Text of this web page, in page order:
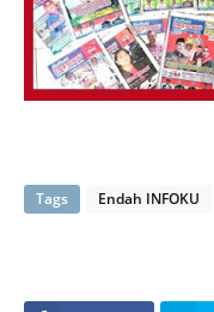
Tags Endah INFOKU